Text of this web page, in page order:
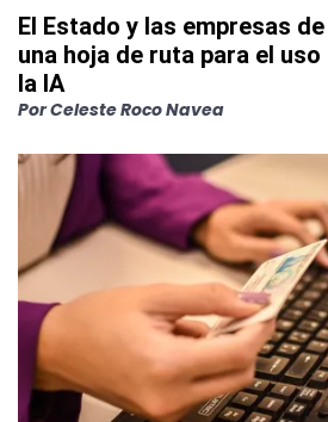
El Estado y las empresas
una hoja de ruta para el
la IA
PorCeleste Roco Navea